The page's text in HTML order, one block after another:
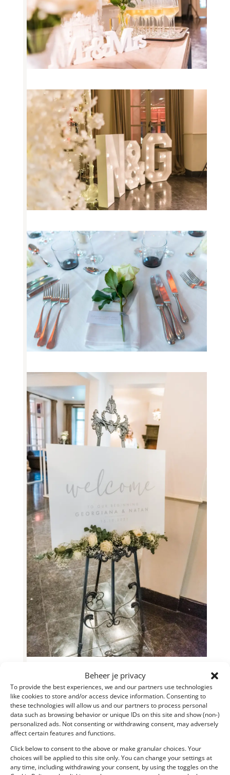
Beheer je privacy
To provide the best experiences, we and our partners use technologies
like cookies to store and/or access device information. Consenting to
these technologies will allow us and our partners to process personal
data such as browsing behavior or unique IDs on this site and show (non-)
personalized ads. Not consenting or withdrawing consent, may adversely
affect certain features and functions.
Click below to consent to the above or make granular choices. Your
choices will be applied to this site only. You can change your settings at
any time, including withdrawing your consent, by using the toggles on the